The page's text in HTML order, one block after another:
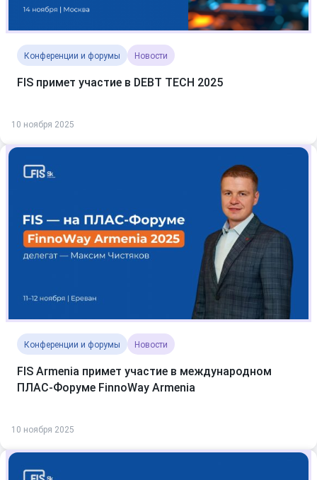
Конференции и форумы Новости
FIS примет участие в DEBT TECH 2025
10 ноября 2025
Конференции и форумы Новости
FIS Armenia примет участие в международном
ПЛАС-Форуме FinnoWay Armenia
10 ноября 2025